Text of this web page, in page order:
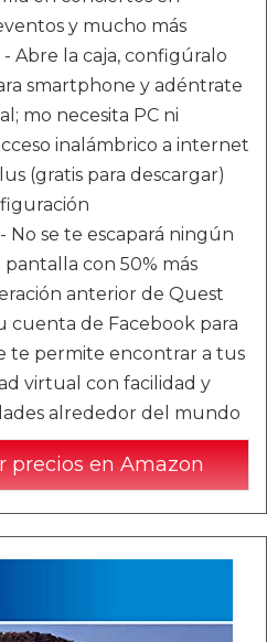
y mucho más
Abre la caja, configúralo
smartphone y adéntrate
mo necesita PC ni
inalámbrico a internet
(gratis para descargar)
se te escapará ningún
con 50% más
anterior de Quest
cuenta de Facebook para
te permite encontrar a tus
virtual con facilidad y
alrededor del mundo
precios en Amazon